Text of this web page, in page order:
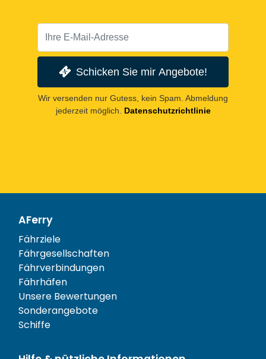
Schicken Sie mir Angebote!
Wir versenden nur Gutess, kein Spam. Abmeldung
jederzeit möglich.
Datenschutzrichtlinie
AFerry
Fährziele
Fährgesellschaften
Fährverbindungen
Fährhäfen
Unsere Bewertungen
Sonderangebote
Schiffe